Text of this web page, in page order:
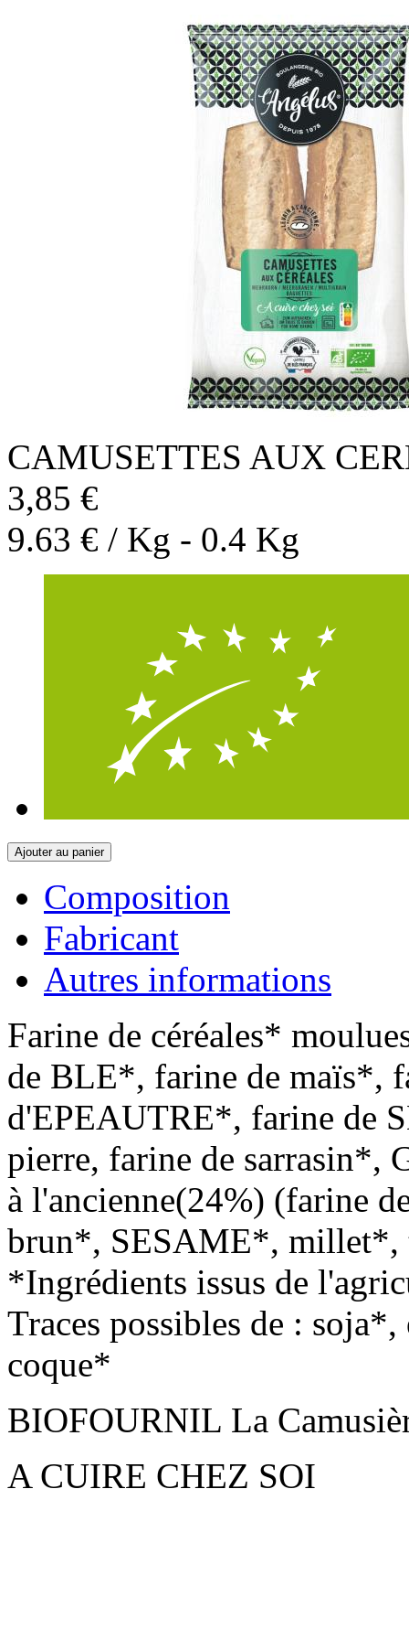
CAMUSETTES AUX
3,85 €
9.63 € / Kg - 0.4 Kg
Ajouter au panier
Composition
Fabricant
Autres informations
Farine de céréales*
de BLE*, farine de maïs*,
d'EPEAUTRE*, farine de
pierre, farine de
à l'ancienne(24%) (farine
brun*, SESAME*, millet*,
*Ingrédients issus de
Traces possibles de :
coque*
BIOFOURNIL La
A CUIRE CHEZ SOI